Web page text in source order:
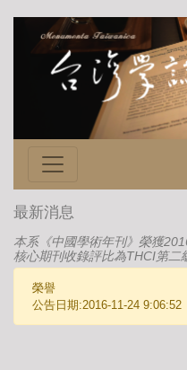
最新消息
本系《中國學術年刊》榮獲
核心期刊收錄評比為THCI第二
榮譽
公告日期:2016-11-24 9:06:52